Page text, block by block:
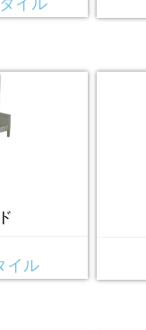
イル
イル